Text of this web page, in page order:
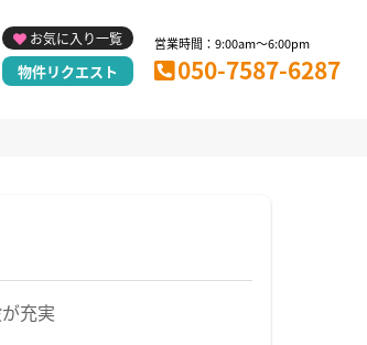
お気に入り一覧
物件リクエスト
営業時間：9:00am～6:00pm
050-7587-6287
充実